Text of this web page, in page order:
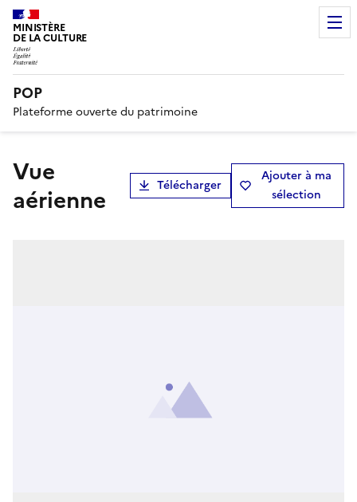
MINISTÈRE
DE LA CULTURE
POP
Plateforme ouverte du patrimoine
Vue
aérienne
Télécharger
Ajouter à ma
sélection